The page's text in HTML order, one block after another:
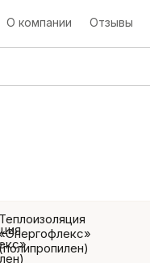
О компании Отзывы
Теплоизоляция